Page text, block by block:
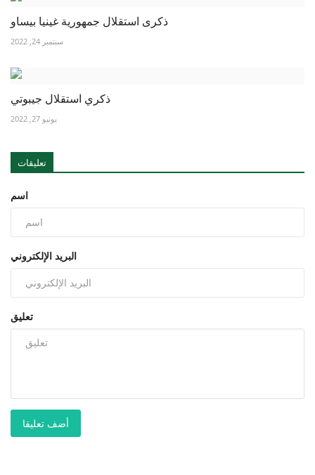
ذكرى استقلال جمهورية غينيا بيساو
سبتمبر 24, 2022
ذكري استقلال جيبوتي
يونيو 27, 2022
تعليقات
اسم
البريد الإلكتروني
تعليق
أضف تعليقا